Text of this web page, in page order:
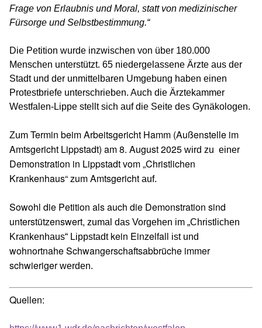
Frage von Erlaubnis und Moral, statt von medizinischer
Fürsorge und Selbstbestimmung.“
Die Petition wurde inzwischen von über 180.000
Menschen unterstützt. 65 niedergelassene Ärzte aus der
Stadt und der unmittelbaren Umgebung haben einen
Protestbriefe unterschrieben. Auch die Ärztekammer
Westfalen-Lippe stellt sich auf die Seite des Gynäkologen.
Zum Termin beim Arbeitsgericht Hamm (Außenstelle im
Amtsgericht Lippstadt) am 8. August 2025 wird zu einer
Demonstration in Lippstadt vom „Christlichen
Krankenhaus“ zum Amtsgericht auf.
Sowohl die Petition als auch die Demonstration sind
unterstützenswert, zumal das Vorgehen im „Christlichen
Krankenhaus“ Lippstadt kein Einzelfall ist und
wohnortnahe Schwangerschaftsabbrüche immer
schwierigerwerden.
Quellen: